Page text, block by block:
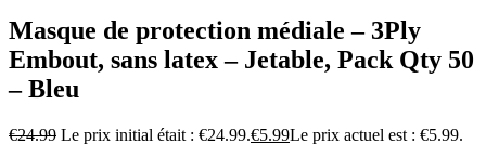
Masque de protection médiale – 3Ply
Embout, sans latex – Jetable, Pack Qty 50
– Bleu
€24.99 Le prix initial était : €24.99.€5.99Le prix actuel est : €5.99.